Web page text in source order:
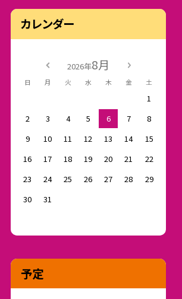
カレンダー
2026年8月
日 月 火 水 木 金 土
1
2
3 4 5 6 7
8
9
10 11 12 13 14
15
16
17 18 19 20 21
22
23
24 25 26 27 28
29
30
31
予定